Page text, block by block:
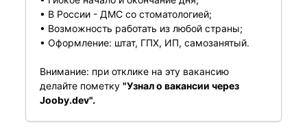
• В России - ДМС со стоматологией;
• Возможность работать из любой страны;
• Оформление: штат, ГПХ, ИП, самозанятый.
Внимание: при отклике на эту вакансию
делайте пометку "Узнал о вакансии через
Jooby.dev".